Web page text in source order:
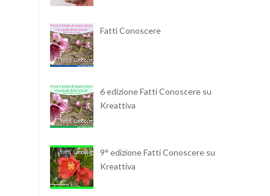
Fatti Conoscere
6 edizione Fatti Conoscere su
Kreattiva
9° edizione Fatti Conoscere su
Kreattiva